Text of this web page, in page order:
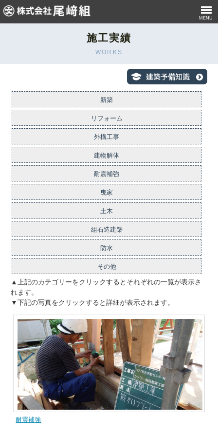
MENU
施工実績
WORKS
新築
リフォーム
外構工事
建物解体
耐震補強
曳家
土木
組石造建築
防水
その他
▲上記のカテゴリーをクリックするとそれぞれの一覧が表示さ
れます。
▼下記の写真をクリックすると詳細が表示されます。
耐震補強